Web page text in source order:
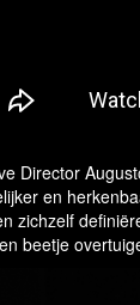
Director
en
zichzelf
beetje